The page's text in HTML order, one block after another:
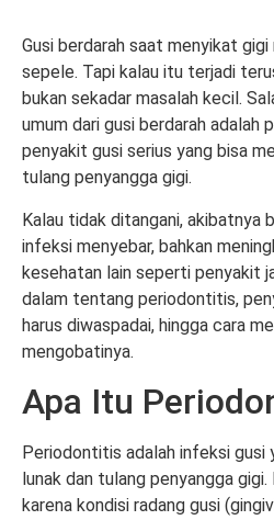
Gusi berdarah saat menyikat
sepele. Tapi kalau itu terjadi
bukan sekadar masalah kecil.
umum dari gusi berdarah adalah
penyakit gusi serius yang bisa
tulang penyangga gigi.
Kalau tidak ditangani, akibatnya
infeksi menyebar, bahkan
kesehatan lain seperti penyakit
dalam tentang periodontitis,
harus diwaspadai, hingga cara
mengobatinya.
Apa Itu
Periodontitis adalah infeksi gusi
lunak dan tulang penyangga
karena kondisi radang gusi